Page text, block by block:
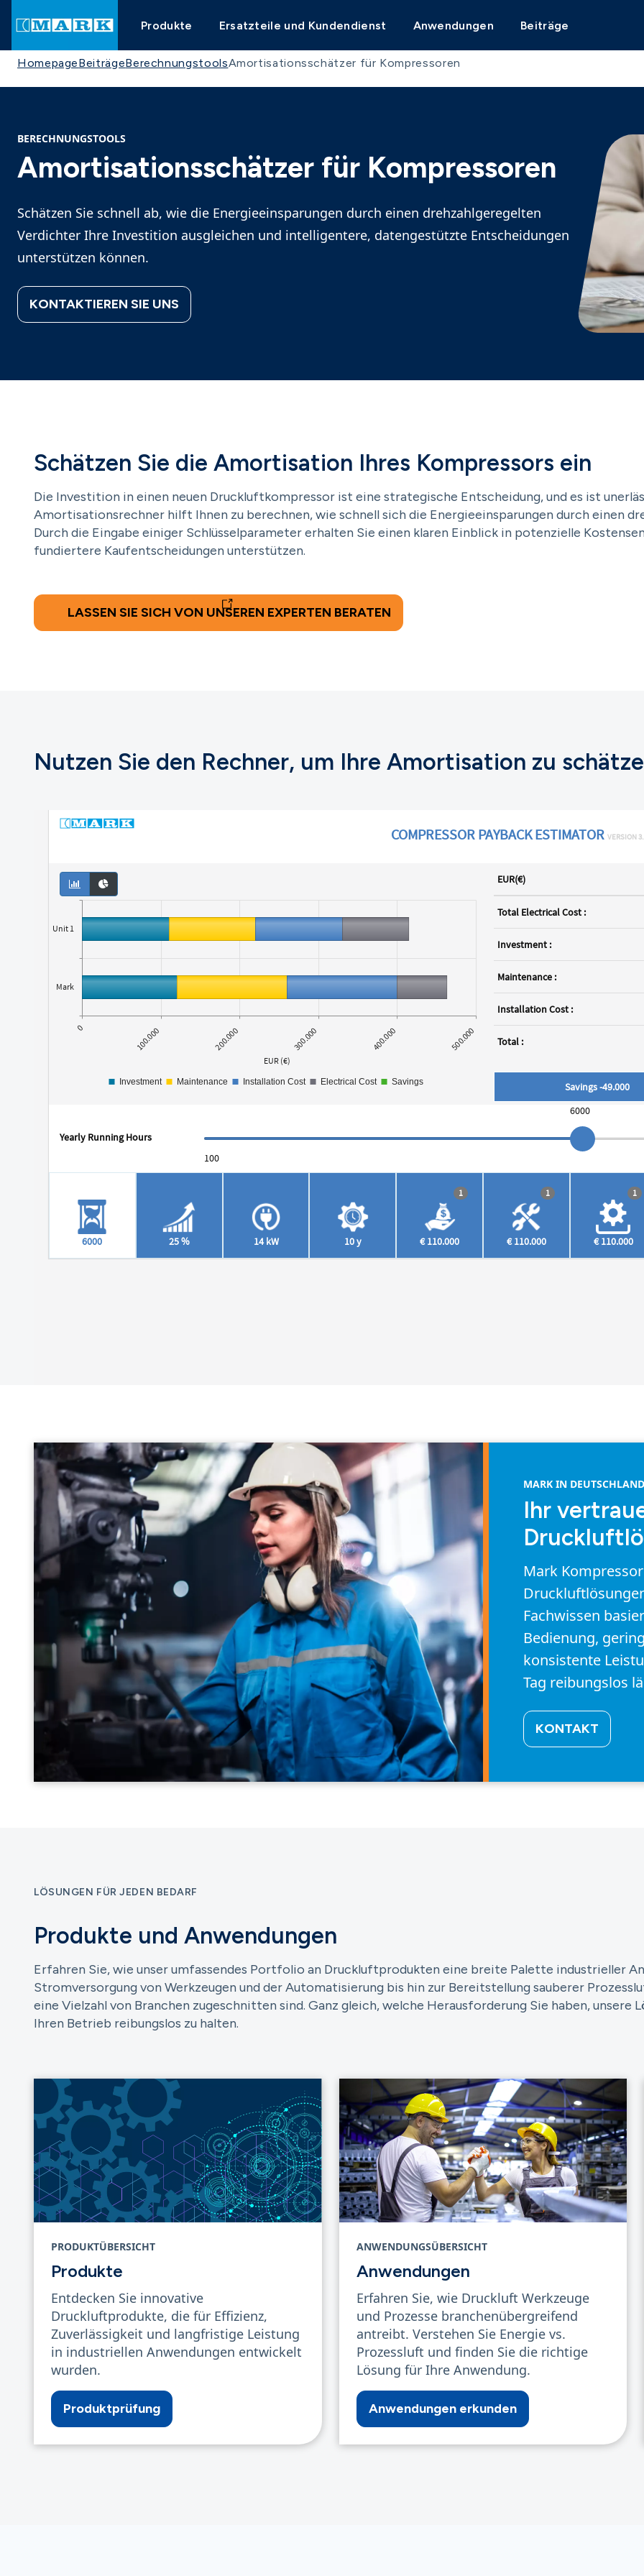
Produkte Ersatzteile und Kundendienst Anwendungen Beiträge
HomepageBeiträgeBerechnungstoolsAmortisationsschätzer für Kompressoren
BERECHNUNGSTOOLS
Amortisationsschätzer für Kompressoren
Schätzen Sie schnell ab, wie die Energieeinsparungen durch einen drehzahlgeregelten
Verdichter Ihre Investition ausgleichen und intelligentere, datengestützte Entscheidungen
unterstützen können.
KONTAKTIEREN SIE UNS
Schätzen Sie die Amortisation Ihres Kompressors ein
Die Investition in einen neuen Druckluftkompressor ist eine strategische Entscheidung, und es ist
Amortisationsrechner hilft Ihnen zu berechnen, wie schnell sich die Energieeinsparungen durch einen
Durch die Eingabe einiger Schlüsselparameter erhalten Sie einen klaren Einblick in potenzielle
fundiertere Kaufentscheidungen unterstützen.
LASSEN SIE SICH VON UNSEREN EXPERTEN BERATEN
Nutzen Sie den Rechner, um Ihre Amortisation zu
MARK IN DEUTSCHLAND
Ihr
Mark
Fachwissen
Bedienung,
konsistente
Tag reibungslos
KONTAKT
LÖSUNGEN FÜR JEDEN BEDARF
Produkte und Anwendungen
Erfahren Sie, wie unser umfassendes Portfolio an Druckluftprodukten eine breite Palette industrieller
Stromversorgung von Werkzeugen und der Automatisierung bis hin zur Bereitstellung sauberer
eine Vielzahl von Branchen zugeschnitten sind. Ganz gleich, welche Herausforderung Sie haben, unsere
Ihren Betrieb reibungslos zu halten.
PRODUKTÜBERSICHT
Produkte
Entdecken Sie innovative
Druckluftprodukte, die für Effizienz,
Zuverlässigkeit und langfristige Leistung
in industriellen Anwendungen entwickelt
wurden.
Produktprüfung
ANWENDUNGSÜBERSICHT
Anwendungen
Erfahren Sie, wie Druckluft Werkzeuge
und Prozesse branchenübergreifend
antreibt. Verstehen Sie Energie vs.
Prozessluft und finden Sie die richtige
Lösung für Ihre Anwendung.
Anwendungen erkunden